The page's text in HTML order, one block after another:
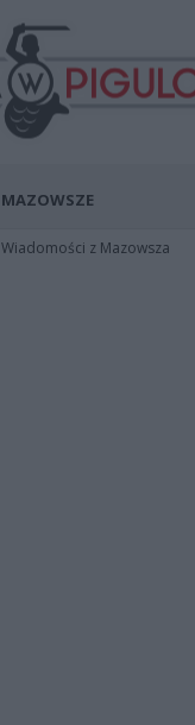
MAZOWSZE
Wiadomości z Mazowsza